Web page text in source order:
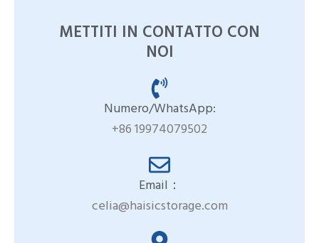
METTITI IN CONTATTO CON
NOI
Numero/WhatsApp:
+86 19974079502
Email：
celia@haisicstorage.com